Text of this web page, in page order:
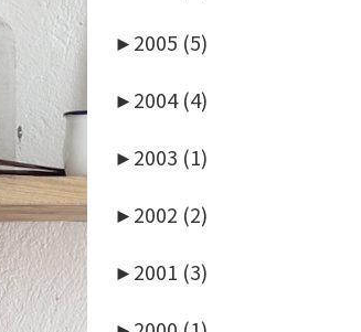
►2005 (5)
►2004 (4)
►2003 (1)
►2002 (2)
►2001 (3)